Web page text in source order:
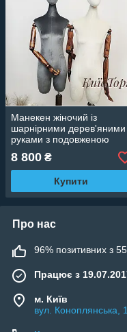
Манекен жіночий із
шарнірними дерев'яними
руками з подовженою
шиєю для магазину одягу
8 800 ₴
Купити
Про нас
96% позитивних з 55
Працює з
м. Київ
вул. Коноплянська,